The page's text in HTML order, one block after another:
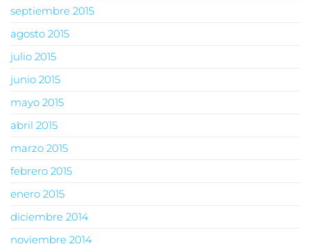
septiembre 2015
agosto 2015
julio 2015
junio 2015
mayo 2015
abril 2015
marzo 2015
febrero 2015
enero 2015
diciembre 2014
noviembre 2014